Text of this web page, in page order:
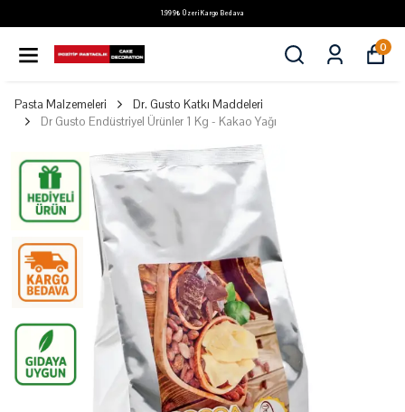
1.999₺ Üzeri Kargo Bedava
0
Pasta Malzemeleri
Dr. Gusto Katkı Maddeleri
Dr Gusto Endüstriyel Ürünler 1 Kg - Kakao Yağı